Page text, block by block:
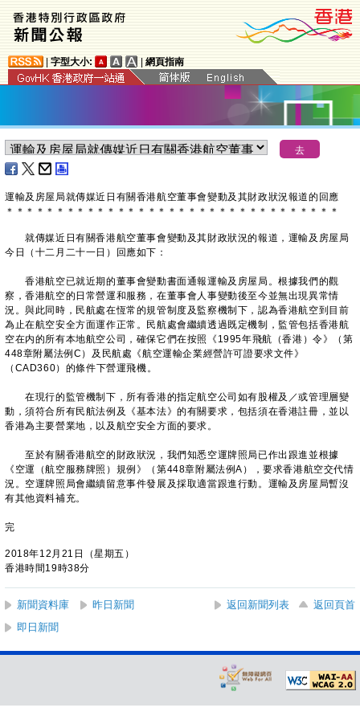
字型大小: 網頁指南
運輸及房屋局就傳媒近日有關香港航空董事會變動及其財政狀況報道的回應
＊ ＊ ＊ ＊ ＊ ＊ ＊ ＊ ＊ ＊ ＊ ＊ ＊ ＊ ＊ ＊ ＊ ＊ ＊ ＊ ＊ ＊ ＊ ＊ ＊ ＊ ＊ ＊ ＊ ＊ ＊ ＊ ＊
就傳媒近日有關香港航空董事會變動及其財政狀況的報道，運輸及房屋局
今日（十二月二十一日）回應如下：
香港航空已就近期的董事會變動書面通報運輸及房屋局。根據我們的觀
察，香港航空的日常營運和服務，在董事會人事變動後至今並無出現異常情
況。與此同時，民航處在恆常的規管制度及監察機制下，認為香港航空到目前
為止在航空安全方面運作正常。民航處會繼續透過既定機制，監管包括香港航
空在内的所有本地航空公司，確保它們在按照《1995年飛航（香港）令》（第
448章附屬法例C）及民航處《航空運輸企業經營許可證要求文件》
（CAD360）的條件下營運飛機。
在現行的監管機制下，所有香港的指定航空公司如有股權及／或管理層變
動，須符合所有民航法例及《基本法》的有關要求，包括須在香港註冊，並以
香港為主要營業地，以及航空安全方面的要求。
至於有關香港航空的財政狀況，我們知悉空運牌照局已作出跟進並根據
《空運（航空服務牌照）規例》（第448章附屬法例A），要求香港航空交代情
況。空運牌照局會繼續留意事件發展及採取適當跟進行動。運輸及房屋局暫沒
有其他資料補充。
完
2018年12月21日（星期五）
香港時間19時38分
新聞資料庫 昨日新聞 返回新聞列表
返回頁首
即日新聞